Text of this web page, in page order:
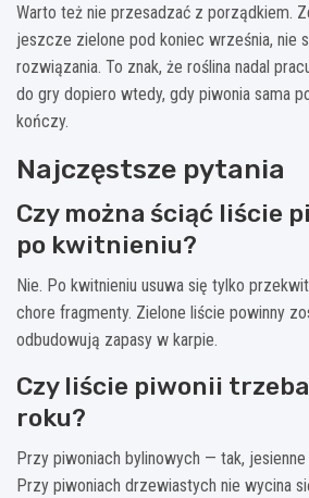
Warto też nie przesadzać z porządkiem.
jeszcze zielone pod koniec września, nie
rozwiązania. To znak, że roślina nadal
do gry dopiero wtedy, gdy piwonia sama
kończy.
Najczęstsze pytania
Czy można ściąć liście
po kwitnieniu?
Nie. Po kwitnieniu usuwa się tylko
chore fragmenty. Zielone liście powinny
odbudowują zapasy w karpie.
Czy liście piwonii
roku?
Przy piwoniach bylinowych — tak,
Przy piwoniach drzewiastych nie wycina